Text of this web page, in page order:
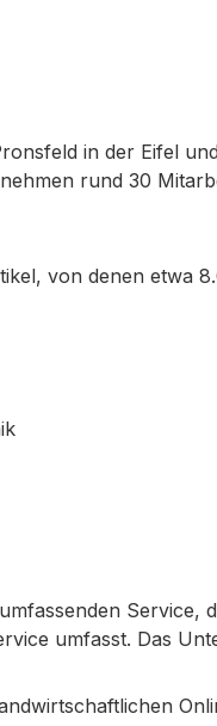
in der Eifel
rund 30
von denen etwa
Service,
umfasst. Das